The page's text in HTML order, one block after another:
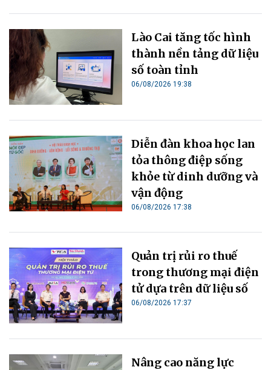
Lào Cai tăng tốc hình
thành nền tảng dữ liệu
số toàn tỉnh
06/08/2026 19:38
Diễn đàn khoa học lan
tỏa thông điệp sống
khỏe từ dinh dưỡng và
vận động
06/08/2026 17:38
Quản trị rủi ro thuế
trong thương mại điện
tử dựa trên dữ liệu số
06/08/2026 17:37
Nâng cao năng lực